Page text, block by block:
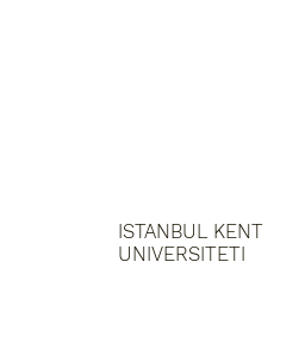
ISTANBUL KENT
UNIVERSITETI